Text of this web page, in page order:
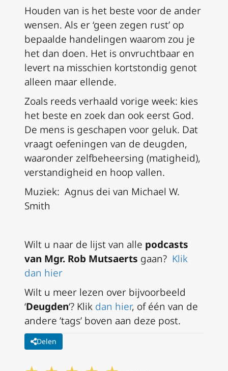
Houden van is het beste voor de ander
wensen. Als er ‘geen zegen rust’ op
bepaalde handelingen waarom zou je
het dan doen. Het is onvruchtbaar en
levert na misschien kortstondig genot
alleen maar ellende.
Zoals reeds verhaald vorige week: kies
het beste en zoek dan ook eerst God.
De mens is geschapen voor geluk. Dat
vraagt oefeningen van de deugden,
waaronder zelfbeheersing (matigheid),
verstandigheid en hoop vallen.
Muziek: Agnus dei van Michael W.
Smith
Wilt u naar de lijst van alle podcasts
van Mgr. Rob Mutsaerts gaan? Klik
dan hier
Wilt u meer lezen over bijvoorbeeld
‘Deugden‘? Klik dan hier, of één van de
andere ’tags’ boven aan deze post.
Delen